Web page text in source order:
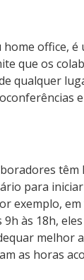
office, é
que os
qualquer
têm
para
exemplo,
às 18h,
melhor
as horas